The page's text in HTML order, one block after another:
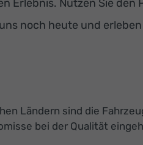
Erlebnis. Nutzen Sie den
noch heute und
Ländern sind die
bei der Qualität